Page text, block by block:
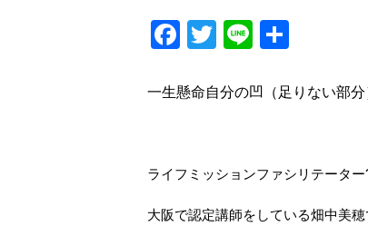
Facebook
Twitter
Line
一生懸命自分の凹（足りない部
ライフミッションファシリテーター
大阪で認定講師をしている畑中美穂